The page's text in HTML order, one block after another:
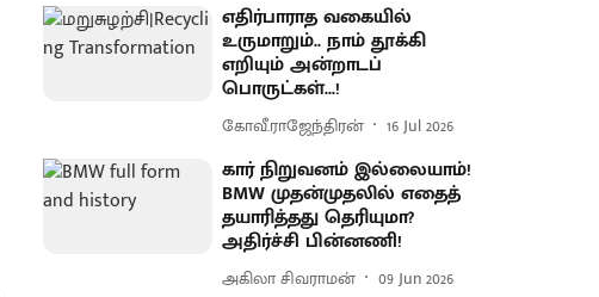
எதிர்பாராத வகையில்
உருமாறும்.. நாம் தூக்கி
எறியும் அன்றாடப்
பொருட்கள்...!
கோவீ.ராஜேந்திரன் 16 Jul 2026
கார் நிறுவனம் இல்லையாம்!
BMW முதன்முதலில் எதைத்
தயாரித்தது தெரியுமா?
அதிர்ச்சி பின்னணி!
அகிலா சிவராமன் 09 Jun 2026